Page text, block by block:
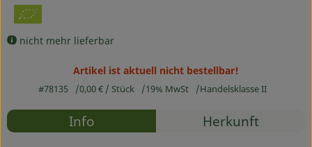
Drogerie
Über uns
nicht mehr lieferbar
Artikel ist aktuell nicht bestellbar!
#78135 0,00 € / Stück 19% MwSt Handelsklasse II
Rezepte
Info Herkunft